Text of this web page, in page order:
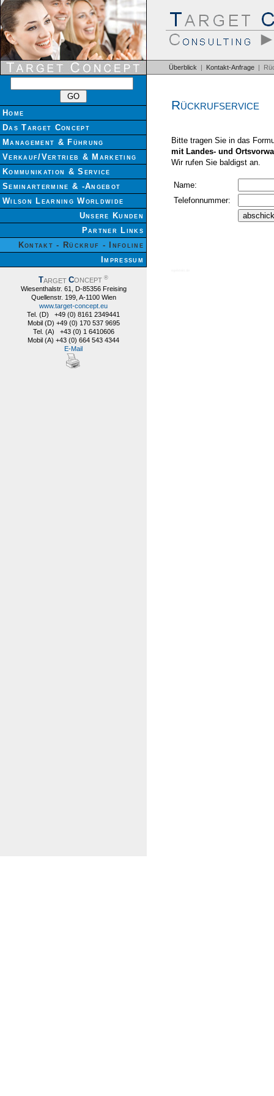
Rückrufservice
Bitte tragen Sie in das
mit Landes- und
Wir rufen Sie baldigst an.
Name:
Telefonnummer:
Überblick | Kontakt-Anfrage |
Home
Das Target Concept
Management & Führung
Verkauf/Vertrieb & Marketing
Kommunikation & Service
Seminartermine & -Angebot
Wilson Learning Worldwide
Unsere Kunden
Partner Links
Kontakt - Rückruf - Infoline
Impressum
TARGET CONCEPT ®
Wiesenthalstr. 61, D-85356 Freising
Quellenstr. 199, A-1100 Wien
www.target-concept.eu
Tel. (D) +49 (0) 8161 2349441
Mobil (D) +49 (0) 170 537 9695
Tel. (A) +43 (0) 1 6410606
Mobil (A) +43 (0) 664 543 4344
E-Mail